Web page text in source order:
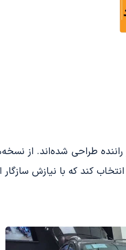
راننده طراحی شده‌اند. از
کند که با نیازش